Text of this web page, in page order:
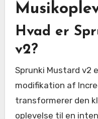
Hvad er
v2?
Sprunki Mustard v2 er en revolutionerende
modifikation af
transformerer den
oplevelse til en